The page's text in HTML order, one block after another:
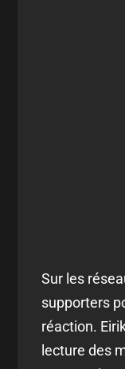
Sur les
supporters
réaction.
lecture des